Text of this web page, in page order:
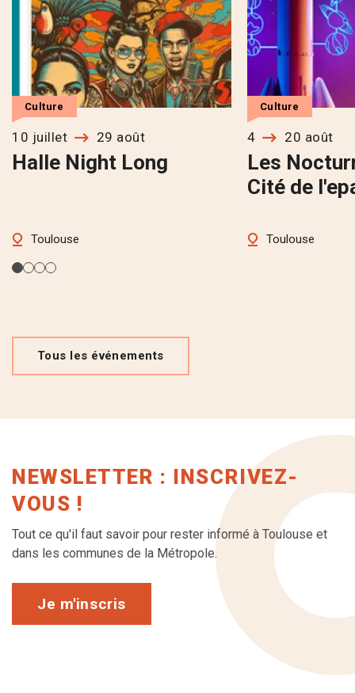
Halle Night Long
Culture
10 juillet 29 août
Toulouse
Les
Cité de
Culture
4 20 août
Toulouse
Tous les événements
NEWSLETTER : INSCRIVEZ-
VOUS !
Tout ce qu'il faut savoir pour rester informé à Toulouse et
dans les communes de la Métropole.
Je m'inscris